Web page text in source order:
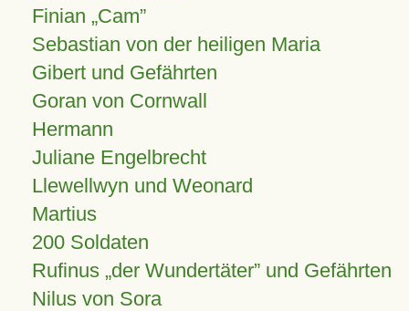
Finian Cam
Sebastian von der heiligen Maria
Gibert und Gefährten
Goran von Cornwall
Hermann
Juliane Engelbrecht
Llewellwyn und Weonard
Martius
200 Soldaten
Rufinus „der Wundertäter” und Gefährten
Nilus von Sora